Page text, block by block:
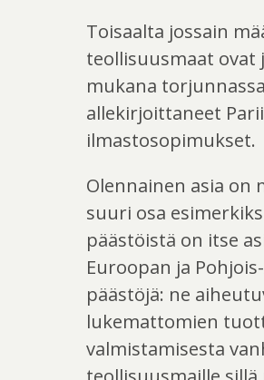
Toisaalta jossain
teollisuusmaat ovat
mukana
allekirjoittaneet
ilmastosopimukset.
Olennainen asia on
suuri osa
päästöistä on itse
Euroopan ja
päästöjä: ne
lukemattomien
valmistamisesta